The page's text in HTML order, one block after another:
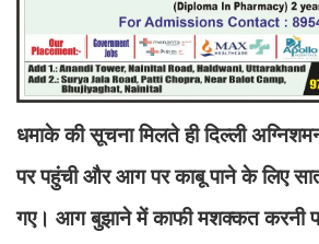
धमाके की सूचना मिलते ही दिल्ली
पर पहुंची और आग पर काबू पाने के लिए
गए। आग बुझाने में काफी मशक्कत करनी